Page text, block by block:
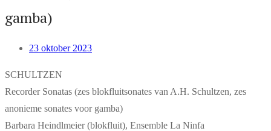
gamba)
23 oktober 2023
SCHULTZEN
Recorder Sonatas (zes blokfluitsonates van A.H. Schultzen, zes
anonieme sonates voor gamba)
Barbara Heindlmeier (blokfluit), Ensemble La Ninfa